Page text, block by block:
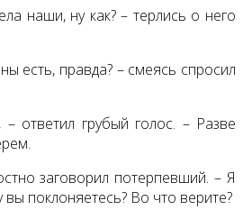
наши, ну как? – терлись о него
есть, правда? – смеясь спросил
ответил грубый голос. – Разве
заговорил потерпевший. – Я
вы поклоняетесь? Во что верите?